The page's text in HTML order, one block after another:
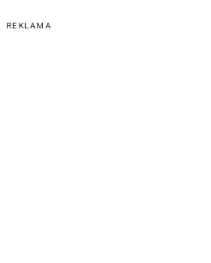
REKLAMA